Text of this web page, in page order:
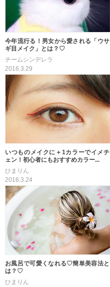
今年流行る！男女から愛される「ウサ
ギ目メイク」とは？♡
チームシンデレラ
2016.3.29
いつものメイクに＋1カラーでイメチ
ェン！初心者にもおすすめカラー...
ひまりん
2016.3.24
お風呂で可愛くなれる♡簡単美容法と
は？♡
ひまりん